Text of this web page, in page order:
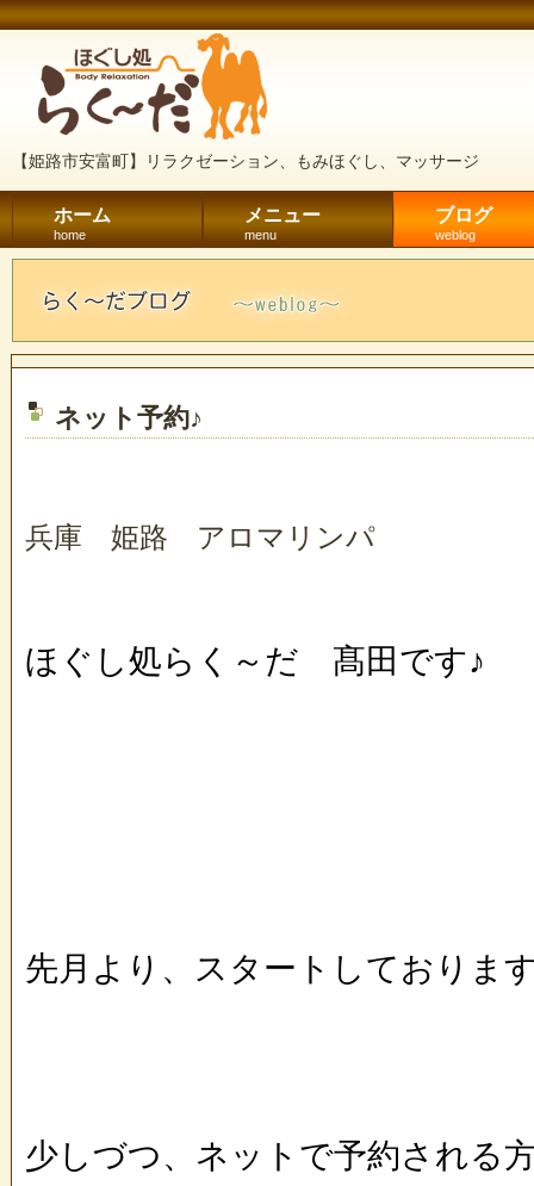
【姫路市安富町】リラクゼーション、もみほぐし、マッサージ
ホーム
home
メニュー
menu
ブログ
weblog
ネット予約♪
兵庫 姫路 アロマリンパ
ほぐし処らく～だ 髙田です♪
先月より、スタートしておりま
少しづつ、ネットで予約される